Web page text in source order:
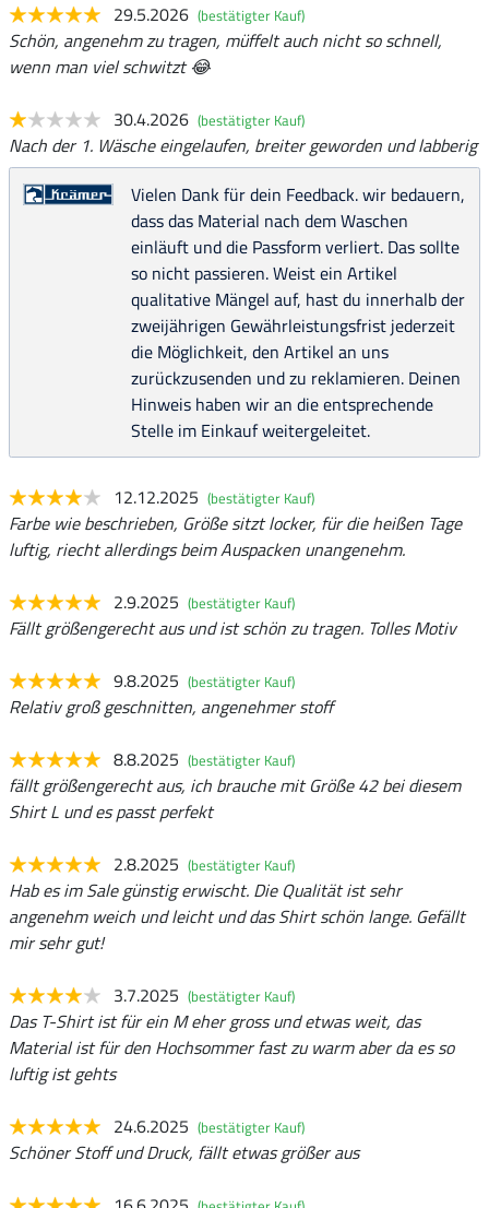
29.5.2026 (bestätigter Kauf)
Schön, angenehm zu tragen, müffelt auch nicht so schnell,
wenn man viel schwitzt 😂
30.4.2026 (bestätigter Kauf)
Nach der 1. Wäsche eingelaufen, breiter geworden und labberig
Vielen Dank für dein Feedback. wir bedauern,
dass das Material nach dem Waschen
einläuft und die Passform verliert. Das sollte
so nicht passieren. Weist ein Artikel
qualitative Mängel auf, hast du innerhalb der
zweijährigen Gewährleistungsfrist jederzeit
die Möglichkeit, den Artikel an uns
zurückzusenden und zu reklamieren. Deinen
Hinweis haben wir an die entsprechende
Stelle im Einkauf weitergeleitet.
12.12.2025 (bestätigter Kauf)
Farbe wie beschrieben, Größe sitzt locker, für die heißen Tage
luftig, riecht allerdings beim Auspacken unangenehm.
2.9.2025 (bestätigter Kauf)
Fällt größengerecht aus und ist schön zu tragen. Tolles Motiv
9.8.2025 (bestätigter Kauf)
Relativ groß geschnitten, angenehmer stoff
8.8.2025 (bestätigter Kauf)
fällt größengerecht aus, ich brauche mit Größe 42 bei diesem
Shirt L und es passt perfekt
2.8.2025 (bestätigter Kauf)
Hab es im Sale günstig erwischt. Die Qualität ist sehr
angenehm weich und leicht und das Shirt schön lange. Gefällt
mir sehr gut!
3.7.2025 (bestätigter Kauf)
Das T-Shirt ist für ein M eher gross und etwas weit, das
Material ist für den Hochsommer fast zu warm aber da es so
luftig ist gehts
24.6.2025 (bestätigter Kauf)
Schöner Stoff und Druck, fällt etwas größer aus